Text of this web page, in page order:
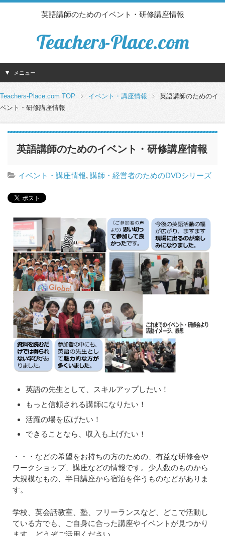
英語講師のためのイベント・研修講座情報
Teachers-Place.com
メニュー
Teachers-Place.com TOP イベント・講座情報
英語講師のためのイ
ベント・研修講座情報
英語講師のためのイベント・研修講座情報
イベント・講座情報,講師・経営者のためのDVDシリーズ
英語の先生として、スキルアップしたい！
もっと信頼される講師になりたい！
活躍の場を広げたい！
できることなら、収入も上げたい！
・・・などの希望をお持ちの方のための、有益な研修会や
ワークショップ、講座などの情報です。少人数のものから
大規模なもの、半日講座から宿泊を伴うものなどがありま
す。
学校、英会話教室、塾、フリーランスなど、どこで活動し
ている方でも、ご自身に合った講座やイベントが見つかり
ます。どうぞご活用ください。